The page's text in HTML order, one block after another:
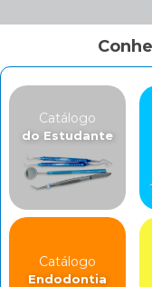
Catálogo
do Estudante
Catálogo
Endodontia